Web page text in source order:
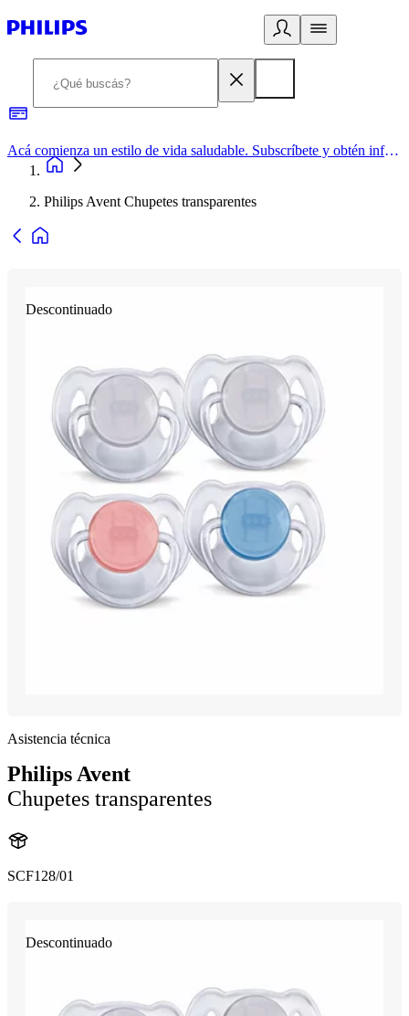
Acá comienza un estilo de vida saludable. Subscríbete y obtén información de primera mano
Philips Avent Chupetes transparentes
Descontinuado
Asistencia técnica
Philips Avent
Chupetes transparentes
SCF128/01
Descontinuado